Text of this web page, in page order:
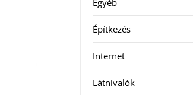
Egyéb
Építkezés
Internet
Látnivalók